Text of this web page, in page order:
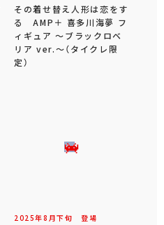
その着せ替え人形は恋をす
る AMP＋ 喜多川海夢 フ
ィギュア ～ブラックロベ
リア ver.～（タイクレ限
定）
2025年8 月下旬 登場